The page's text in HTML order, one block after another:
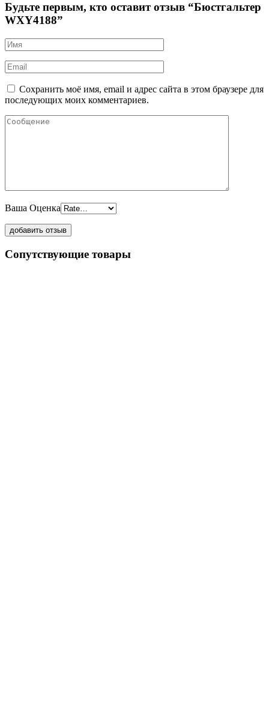
Будьте первым, кто оставит отзыв “Бюстгальтер
WXY4188”
Сохранить моё имя, email и адрес сайта в этом браузере для
последующих моих комментариев.
Ваша Оценка
Сопутствующие товары